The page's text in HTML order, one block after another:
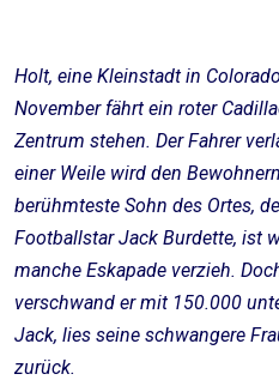
Holt, eine Kleinstadt in
November fährt ein roter
Zentrum stehen. Der Fahrer
einer Weile wird den
berühmteste Sohn des Ortes,
Footballstar Jack Burdette, ist
manche Eskapade verzieh.
verschwand er mit 150.000
Jack, lies seine schwangere
zurück.